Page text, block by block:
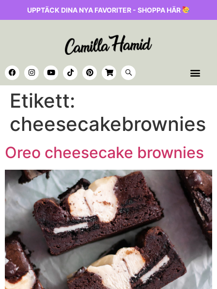
UPPTÄCK DINA NYA FAVORITER - SHOPPA HÄR
Etikett:
cheesecakebrownies
Oreo cheesecake brownies